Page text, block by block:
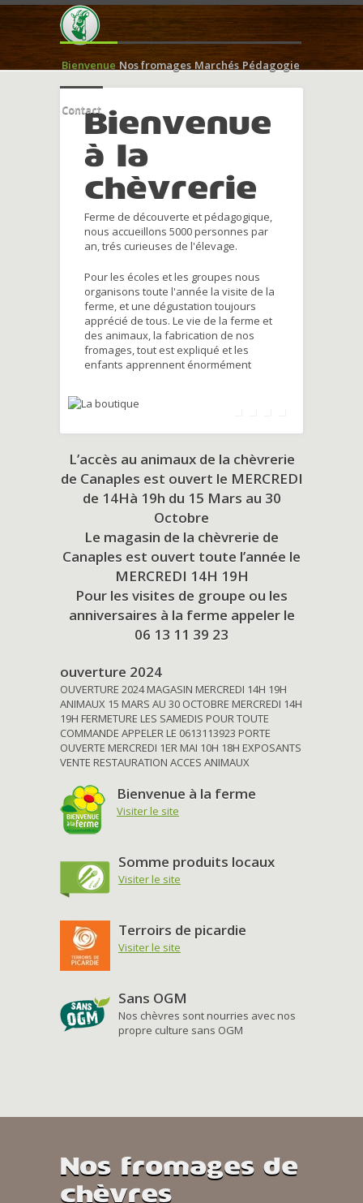
Bienvenue Nos fromages Marchés Pédagogie
ContactBienvenue
à la
chèvrerie
Ferme de découverte et pédagogique,
nous accueillons 5000 personnes par
an, trés curieuses de l'élevage.
Pour les écoles et les groupes nous
organisons toute l'année la visite de la
ferme, et une dégustation toujours
apprécié de tous. Le vie de la ferme et
des animaux, la fabrication de nos
fromages, tout est expliqué et les
enfants apprennent énormément
L’accès au animaux de la chèvrerie
de Canaples est ouvert le MERCREDI
de 14Hà 19h du 15 Mars au 30
Octobre
Le magasin de la chèvrerie de
Canaples est ouvert toute l’année le
MERCREDI 14H 19H
Pour les visites de groupe ou les
anniversaires à la ferme appeler le
06 13 11 39 23
ouverture 2024
OUVERTURE 2024 MAGASIN MERCREDI 14H 19H
ANIMAUX 15 MARS AU 30 OCTOBRE MERCREDI 14H
19H FERMETURE LES SAMEDIS POUR TOUTE
COMMANDE APPELER LE 0613113923 PORTE
OUVERTE MERCREDI 1ER MAI 10H 18H EXPOSANTS
VENTE RESTAURATION ACCES ANIMAUX
Bienvenue à la ferme
Visiter le site
Somme produits locaux
Visiter le site
Terroirs de picardie
Visiter le site
Sans OGM
Nos chèvres sont nourries avec nos
propre culture sans OGM
Nos fromages de
chèvres